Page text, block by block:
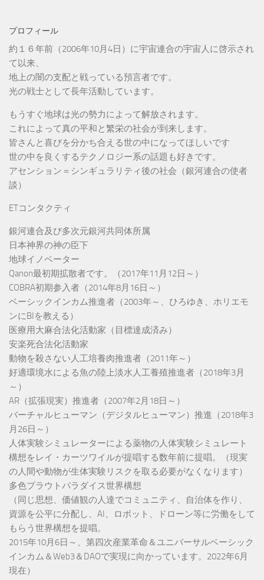
プロフィール
約１６年前（2006年10月4日）に宇宙連合の宇宙人に啓示され
て以来、
地上の闇の支配と戦っている預言者です。
光の戦士として長年活動しています。
もうすぐ地球は光の勢力によって解放されます。
これによって真の平和と繁栄の社会が到来します。
皆さんと喜びを分かち合える世の中になってほしいです
世の中を良くするテクノロジー系の話題も好きです。
アセンション＝シンギュラリティ後の社会（銀河連合の使者
談）
ETコンタクティ
銀河連合及び多次元銀河共同体所属
日本神界の神の臣下
地球イノベーター
Qanon最初期拡散者です。（2017年11月12日～）
COBRA初期参入者（2014年8月16日～）
ベーシックインカム推進者（2003年～、ひろゆき、ホリエモ
ンにBIを教える）
医療用大麻合法化活動家（目標達成済み）
安楽死合法化活動家
動物を殺さない人工培養肉推進者（2011年～）
好適環境水による魚の陸上淡水人工養殖推進者（2018年3月
～）
AR（拡張現実）推進者（2007年2月18日～）
バーチャルヒューマン（デジタルヒューマン）推進（2018年3
月26日～）
人体実験シミュレーターによる薬物の人体実験シミュレート
構想をレイ・カーツワイルが提唱する数年前に提唱。（現実
の人間や動物が生体実験リスクを取る必要がなくなります）
多色プラウトパラダイス世界構想
（同じ思想、価値観の人達でコミュニティ、自治体を作り、
資源を公平に分配し、AI、ロボット、ドローン等に労働をして
もらう世界構想を提唱。
2015年10月6日～、第四次産業革命＆ユニバーサルベーシック
インカム＆Web3＆DAOで実現に向かっています。2022年6月
現在）